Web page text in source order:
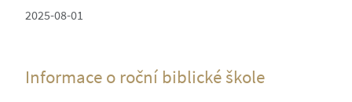
2025-08-01
Informace o roční biblické škole